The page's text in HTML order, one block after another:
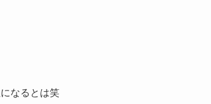
なるとは笑